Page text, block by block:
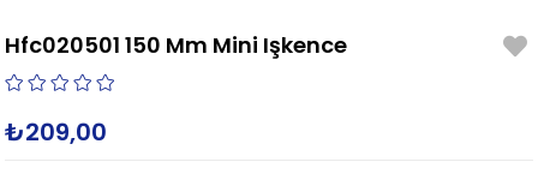
Hfc020501 150 Mm Mini Işkence
₺209,00